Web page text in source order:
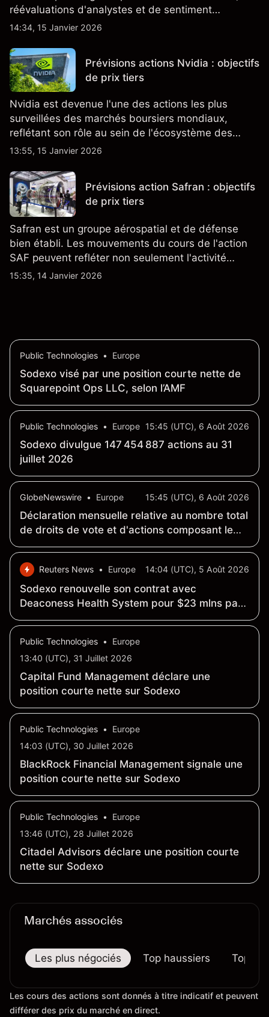
réévaluations d'analystes et de sentiment
changeant, qui ensemble aident à comprendre
14:34, 15 Janvier 2026
Prévisions actions Nvidia : objectifs
de prix tiers
Nvidia est devenue l'une des actions les plus
surveillées des marchés boursiers mondiaux,
reflétant son rôle au sein de l'écosystème des
semi-conducteurs et de l'IA.
13:55, 15 Janvier 2026
Prévisions action Safran : objectifs
de prix tiers
Safran est un groupe aérospatial et de défense
bien établi. Les mouvements du cours de l'action
SAF peuvent refléter non seulement l'activité
quotidienne du marché, mais aussi la position de
15:35, 14 Janvier 2026
Public Technologies • Europe
Sodexo visé par une position courte nette de
Squarepoint Ops LLC, selon l’AMF
Public Technologies • Europe 15:45 (UTC), 6 Août 2026
Sodexo divulgue 147 454 887 actions au 31
juillet 2026
GlobeNewswire • Europe 15:45 (UTC), 6 Août 2026
Déclaration mensuelle relative au nombre total
de droits de vote et d'actions composant le
capital social au 31 juillet 2026
Reuters News • Europe 14:04 (UTC), 5 Août 2026
Sodexo renouvelle son contrat avec
Deaconess Health System pour $23 mlns par
an
Public Technologies •
Europe
13:40 (UTC), 31 Juillet 2026
Capital Fund Management déclare une
position courte nette sur Sodexo
Public Technologies •
Europe
14:03 (UTC), 30 Juillet 2026
BlackRock Financial Management signale une
position courte nette sur Sodexo
Public Technologies •
Europe
13:46 (UTC), 28 Juillet 2026
Citadel Advisors déclare une position courte
nette sur Sodexo
Marchés associés
Les plus négociés Top haussiers Top
Les cours des actions sont donnés à titre indicatif et peuvent
différer des prix du marché en direct.